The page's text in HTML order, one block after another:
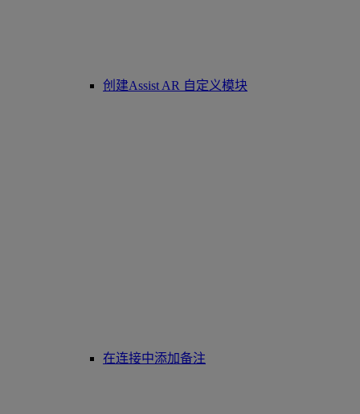
创建Assist AR 自定义模块
在连接中添加备注